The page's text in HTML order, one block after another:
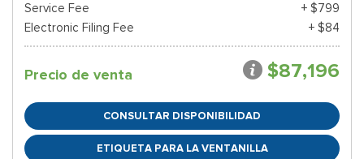
Service Fee
+ $799
Electronic Filing Fee
+ $84
Precio de venta $87,196
CONSULTAR DISPONIBILIDAD
ETIQUETA PARA LA VENTANILLA